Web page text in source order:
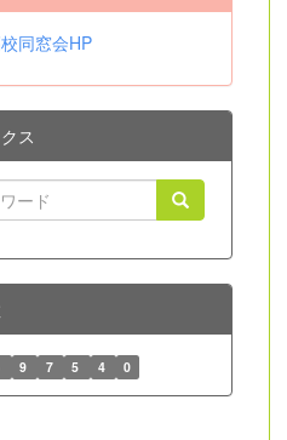
同窓会HP
ス
9 7 5 4 0